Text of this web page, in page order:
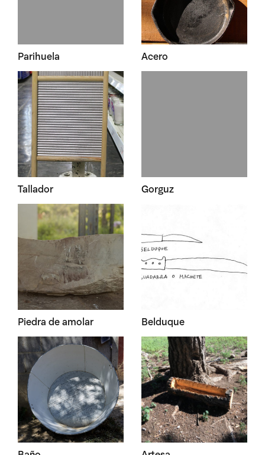
Parihuela Acero
Tallador Gorguz
Piedra de amolar Belduque